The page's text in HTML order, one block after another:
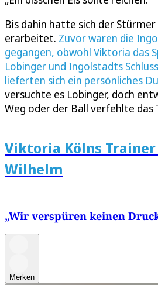
Bis dahin hatte sich der
erarbeitet. Zuvor waren die
gegangen, obwohl Viktoria das
Lobinger und Ingolstadts
lieferten sich ein persönliches
versuchte es Lobinger, doch
Weg oder der Ball verfehlte das
Viktoria Kölns
Wilhelm
„Wir verspüren keinen
Merken